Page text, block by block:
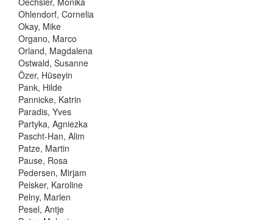
Ohlendorf, Cornelia
Okay, Mike
Organo, Marco
Orland, Magdalena
Ostwald, Susanne
Özer, Hüseyin
Pank, Hilde
Pannicke, Katrin
Paradis, Yves
Partyka, Agniezka
Pascht-Han, Alim
Patze, Martin
Pause, Rosa
Pedersen, Mirjam
Peisker, Karoline
Pelny, Marlen
Pesel, Antje